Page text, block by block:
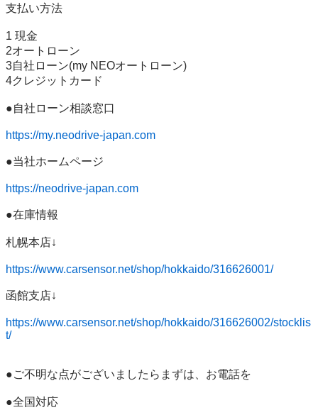
支払い方法
1 現金
2オートローン
3自社ローン(my NEOオートローン)
4クレジットカード
●自社ローン相談窓口
https://my.neodrive-japan.com
●当社ホームページ
https://neodrive-japan.com
●在庫情報
札幌本店↓
https://www.carsensor.net/shop/hokkaido/316626001/
函館支店↓
https://www.carsensor.net/shop/hokkaido/316626002/stocklis
t/
●ご不明な点がございましたらまずは、お電話を
●全国対応